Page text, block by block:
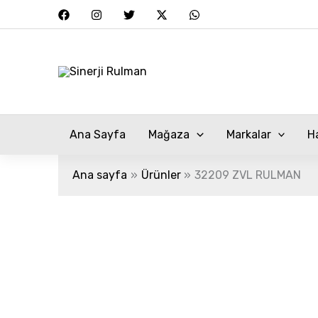
atla
Ana Sayfa Mağaza Markalar
Ana sayfa Ürünler 32209 ZVL RULMAN